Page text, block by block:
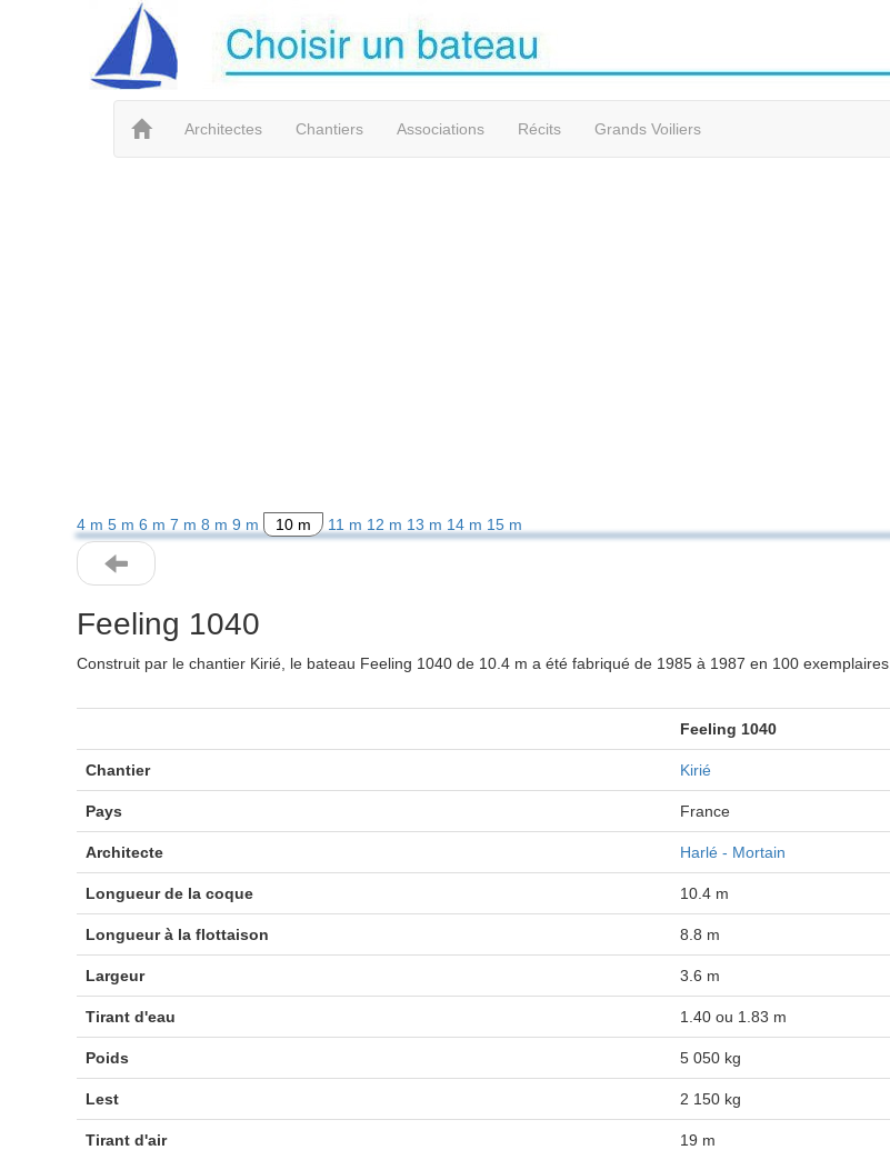
Architectes Chantiers Associations Récits Grands Voiliers
4 m 5 m 6 m 7 m 8 m 9 m 10 m 11 m 12 m 13 m 14 m 15 m
Feeling 1040
Construit par le chantier Kirié, le bateau Feeling 1040 de 10.4 m a été fabriqué de 1985 à 1987 en 100 exemplaires.
Feeling 1040
Chantier Kirié
Pays France
Architecte Harlé - Mortain
Longueur de la coque 10.4 m
Longueur à la flottaison 8.8 m
Largeur 3.6 m
Tirant d'eau 1.40 ou 1.83 m
Poids 5 050 kg
Lest 2 150 kg
Tirant d'air 19 m